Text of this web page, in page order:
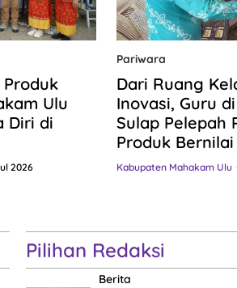
Ulu
Diri di
2026
Pariwara
Dari Ruang
Inovasi, Guru
Sulap Pelepah
Produk
Kabupaten Mahakam Ulu
Pilihan Redaksi
Berita